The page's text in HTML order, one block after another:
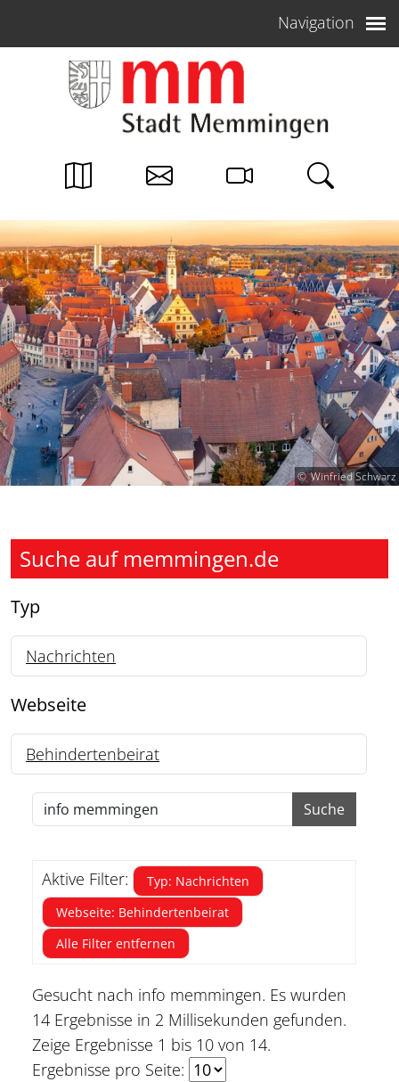
Navigation
Winfried Schwarz
Suche auf memmingen.de
Typ
Nachrichten
Webseite
Behindertenbeirat
Suche
Aktive Filter:
Typ: Nachrichten
Webseite: Behindertenbeirat
Alle Filter entfernen
Gesucht nach info memmingen. Es wurden
14 Ergebnisse in 2 Millisekunden gefunden.
Zeige Ergebnisse 1 bis 10 von 14.
Ergebnisse pro Seite: